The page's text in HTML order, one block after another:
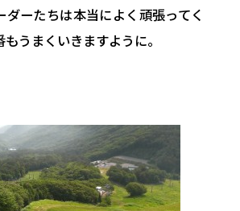
ダーたちは本当によく頑張ってく
うまくいきますように。